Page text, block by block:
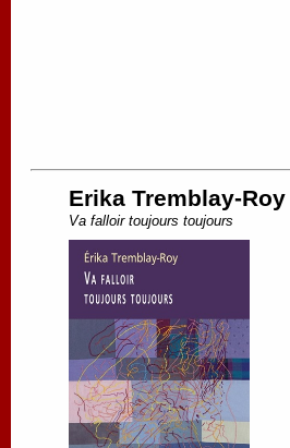
Erika Tremblay-Roy
Va falloir toujours toujours